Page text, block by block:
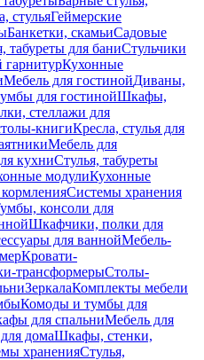
стульяГеймерские
Банкетки, скамьиСадовые
табуреты для баниСтульчики
Кухонные
Мебель для гостинойДиваны,
для гостинойШкафы,
стеллажи для
книгиКресла, стулья для
Мебель для
кухниСтулья, табуреты
модулиКухонные
Системы хранения
консоли для
Шкафчики, полки для
для ваннойМебель-
Кровати-
трансформерыСтолы-
ЗеркалаКомплекты мебели
Комоды и тумбы для
для спальниМебель для
домаШкафы, стенки,
храненияСтулья,